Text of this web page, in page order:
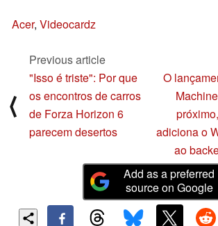
Acer, Videocardz
⟨
Previous article
"Isso é triste": Por que
os encontros de carros
de Forza Horizon 6
parecem desertos
O
adiciona o
ao
Add as a preferred
source on Google